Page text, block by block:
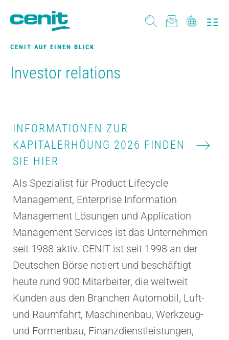
CENIT AUF EINEN BLICK
Investor relations
INFORMATIONEN ZUR
KAPITALERHÖUNG 2026 FINDEN
SIE HIER
Als Spezialist für Product Lifecycle
Management, Enterprise Information
Management Lösungen und Application
Management Services ist das Unternehmen
seit 1988 aktiv. CENIT ist seit 1998 an der
Deutschen Börse notiert und beschäftigt
heute rund 900 Mitarbeiter, die weltweit
Kunden aus den Branchen Automobil, Luft-
und Raumfahrt, Maschinenbau, Werkzeug-
und Formenbau, Finanzdienstleistungen,